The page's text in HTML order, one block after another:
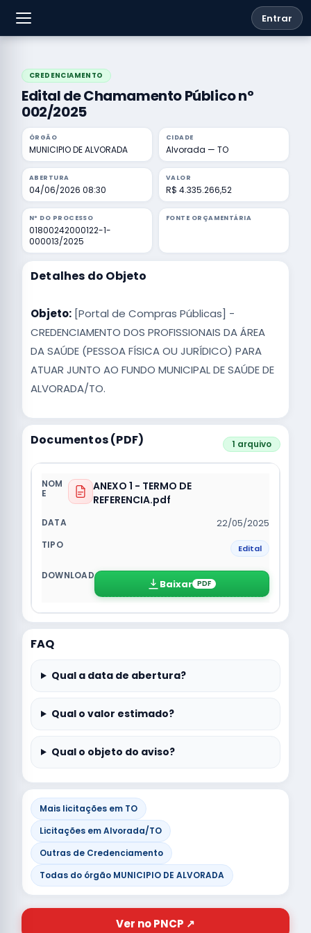
Entrar
CREDENCIAMENTO
Edital de Chamamento Público nº
002/2025
ÓRGÃO
MUNICIPIO DE ALVORADA
CIDADE
Alvorada — TO
ABERTURA
04/06/2026 08:30
VALOR
R$ 4.335.266,52
Nº DO PROCESSO
01800242000122-1-
000013/2025
FONTE ORÇAMENTÁRIA
Detalhes do Objeto
Objeto: [Portal de Compras Públicas] -
CREDENCIAMENTO DOS PROFISSIONAIS DA ÁREA
DA SAÚDE (PESSOA FÍSICA OU JURÍDICO) PARA
ATUAR JUNTO AO FUNDO MUNICIPAL DE SAÚDE DE
ALVORADA/TO.
Documentos (PDF) 1 arquivo
ANEXO 1 - TERMO DE
REFERENCIA.pdf
22/05/2025
Edital
Baixar PDF
FAQ
Qual a data de abertura?
Qual o valor estimado?
Qual o objeto do aviso?
Mais licitações em TO
Licitações em Alvorada/TO
Outras de Credenciamento
Todas do órgão MUNICIPIO DE ALVORADA
Ver no PNCP ↗